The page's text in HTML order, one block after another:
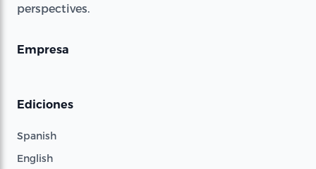
perspectives.
Empresa
Ediciones
Spanish
English